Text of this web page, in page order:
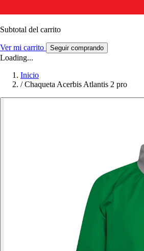
Subtotal del carrito
Ver mi carrito Seguir comprando
Loading...
Inicio
/ Chaqueta Acerbis Atlantis 2 pro